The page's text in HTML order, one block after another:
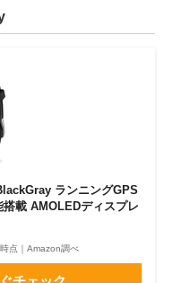
ランニングGPS
載 AMOLEDディスプレ
点｜Amazon調べ